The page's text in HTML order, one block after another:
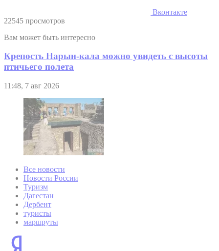
Вконтакте
22545 просмотров
Вам может быть интересно
Крепость Нарын-кала можно увидеть с высоты
птичьего полета
11:48, 7 авг 2026
Все новости
Новости России
Туризм
Дагестан
Дербент
туристы
маршруты